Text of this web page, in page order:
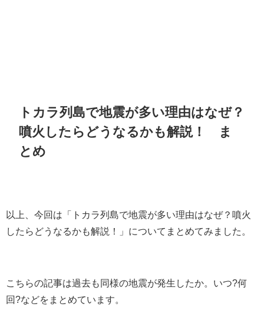
トカラ列島で地震が多い理由はなぜ？
噴火したらどうなるかも解説！ ま
とめ
以上、今回は「トカラ列島で地震が多い理由はなぜ？噴火
したらどうなるかも解説！」についてまとめてみました。
こちらの記事は過去も同様の地震が発生したか。いつ?何
回?などをまとめています。